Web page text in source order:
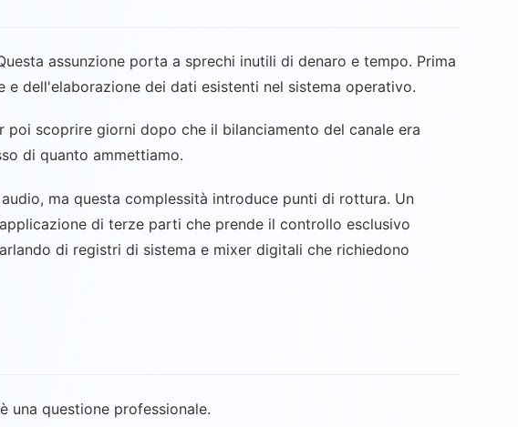
assunzione porta a sprechi inutili di denaro e tempo. Prima
dell'elaborazione dei dati esistenti nel sistema operativo.
scoprire giorni dopo che il bilanciamento del canale era
di quanto ammettiamo.
ma questa complessità introduce punti di rottura. Un
di terze parti che prende il controllo esclusivo
di registri di sistema e mixer digitali che richiedono
una questione professionale.